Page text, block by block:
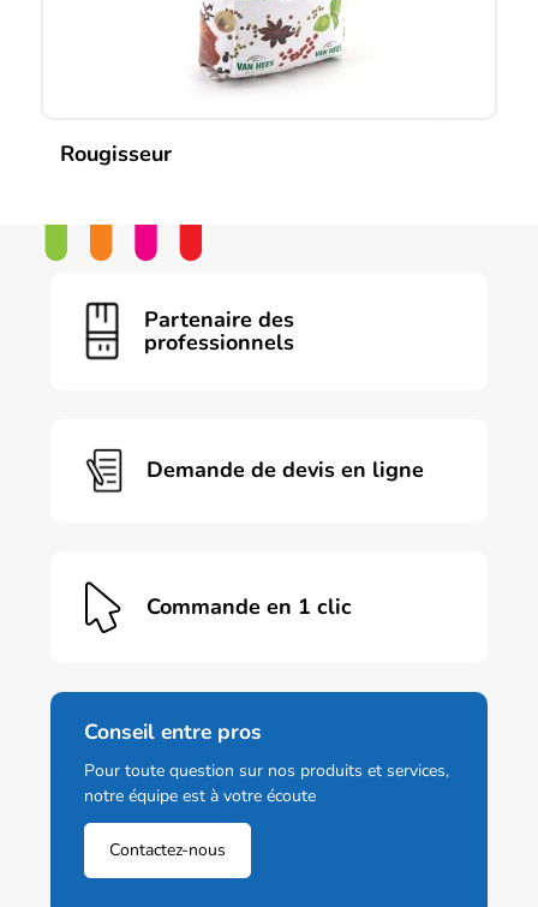
Rougisseur
Partenaire des
professionnels
Demande de devis en ligne
Commande en 1 clic
Conseil entre pros
Pour toute question sur nos produits et services,
notre équipe est à votre écoute
Contactez-nous